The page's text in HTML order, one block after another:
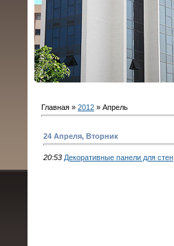
Главная » 2012 » Апрель
24 Апреля, Вторник
20:53 Декоративные панели для стен